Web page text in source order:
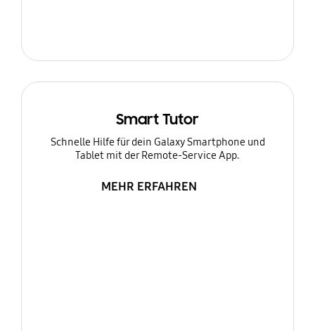
Smart Tutor
Schnelle Hilfe für dein Galaxy Smartphone und
Tablet mit der Remote-Service App.
MEHR ERFAHREN